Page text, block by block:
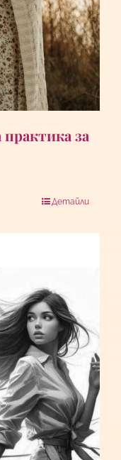
за
Детайли